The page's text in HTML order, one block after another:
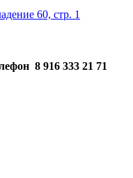
60, стр. 1
8 916 333 21 71